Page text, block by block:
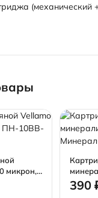
(механический
микрон,
Лайн
390